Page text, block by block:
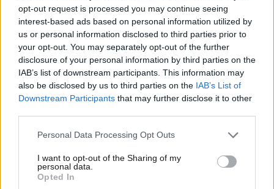
opt-out request is processed you may continue seeing
interest-based ads based on personal information utilized by
us or personal information disclosed to third parties prior to
your opt-out. You may separately opt-out of the further
disclosure of your personal information by third parties on the
IAB’s list of downstream participants. This information may
also be disclosed by us to third parties on the IAB’s List of
Downstream Participants that may further disclose it to other
Please note that this website/app uses one or more Google
not limited to your visit or usage behaviour. You may click to
grant or deny consent to Google and its third-party tags to
use your data for below specified purposes in below Google
Personal Data Processing Opt Outs
I want to opt-out of the Sharing of my
personal data.
Opted In
Xαρακτήρες: 0/1000
Διαβάστε και ακολουθήστε τους κανόνες σχολιασμού
ΠΡΟΣΘΗΚΗ
HeJazz 15·05·2026 10:24